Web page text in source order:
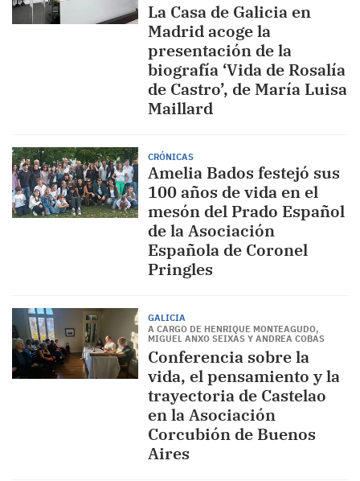
La Casa de Galicia en
Madrid acoge la
presentación de la
biografía ‘Vida de Rosalía
de Castro’, de María Luisa
Maillard
CRÓNICAS
Amelia Bados festejó sus
100 años de vida en el
mesón del Prado Español
de la Asociación
Española de Coronel
Pringles
GALICIA
A CARGO DE HENRIQUE MONTEAGUDO,
MIGUEL ANXO SEIXAS Y ANDREA COBAS
Conferencia sobre la
vida, el pensamiento y la
trayectoria de Castelao
en la Asociación
Corcubión de Buenos
Aires